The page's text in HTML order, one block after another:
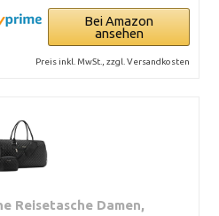
Bei Amazon
ansehen
Preis inkl. MwSt., zzgl. Versandkosten
Reisetasche Damen,